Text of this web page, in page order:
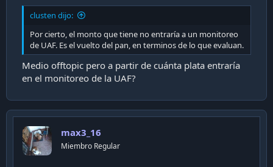
clusten dijo:
Por cierto, el monto que tiene no entraría a un monitoreo
de UAF. Es el vuelto del pan, en terminos de lo que evaluan.
Medio offtopic pero a partir de cuánta plata entraría
en el monitoreo de la UAF?
max3_16
Miembro Regular